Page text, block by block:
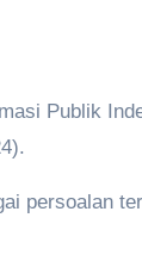
Publik
persoalan